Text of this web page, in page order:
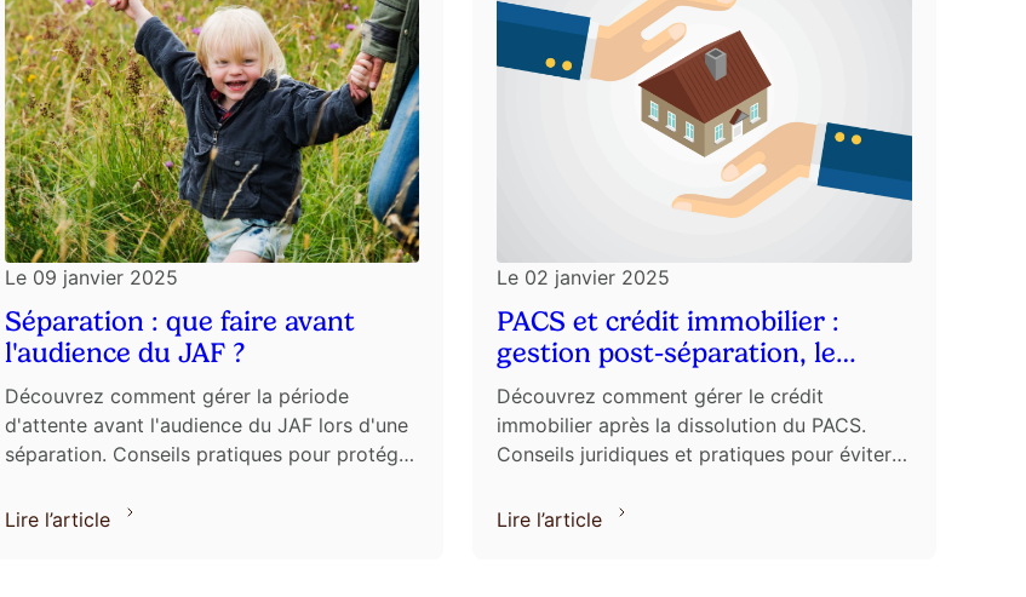
Le 09 janvier 2025
Séparation : que faire avant
l'audience du JAF ?
Découvrez comment gérer la période
d'attente avant l'audience du JAF lors d'une
séparation. Conseils pratiques pour protéger
Lire l’article
Le 02 janvier 2025
PACS et crédit immobilier :
gestion post-séparation, le
Cabinet CCL vous répond
Découvrez comment gérer le crédit
immobilier après la dissolution du PACS.
Conseils juridiques et pratiques pour éviter
Lire l’article